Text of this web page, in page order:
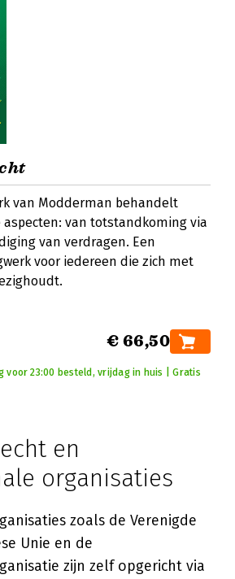
van Modderman behandelt
van totstandkoming via
van verdragen. Een
voor iedereen die zich met
€ 66,50
voor 23:00 besteld, vrijdag in huis | Gratis
en
organisaties
zoals de Verenigde
Unie en de
zijn zelf opgericht via